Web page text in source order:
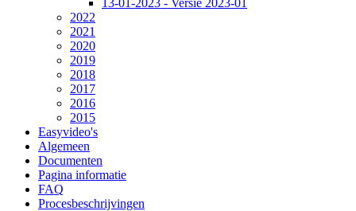
13-01-2023 - Versie 2023-01
2022
2021
2020
2019
2018
2017
2016
2015
Easyvideo's
Algemeen
Documenten
Pagina informatie
FAQ
Procesbeschrijvingen